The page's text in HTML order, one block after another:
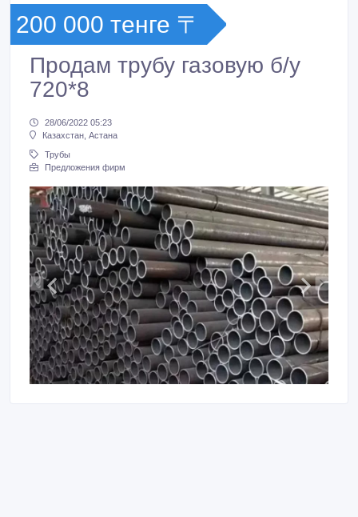
200 000 тенге 〒
Продам трубу газовую б/у
720*8
28/06/2022 05:23
Казахстан, Астана
Трубы
Предложения фирм